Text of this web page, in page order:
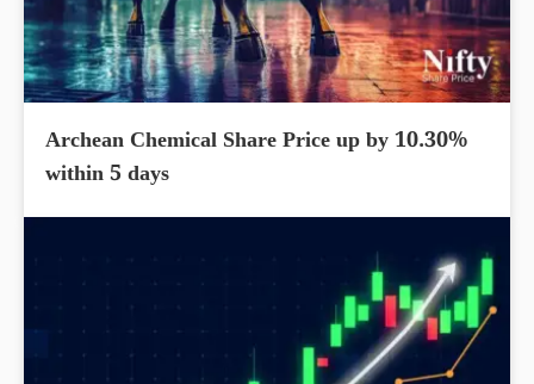
Archean Chemical Share Price up by 10.30%
within 5 days